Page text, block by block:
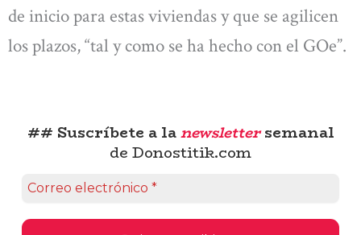
de inicio para estas viviendas y que se agilicen
los plazos, “tal y como se ha hecho con el GOe”.
## Suscríbete a lanewslettersemanal
de Donostitik.com